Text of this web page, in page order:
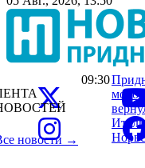
новости →
09:30